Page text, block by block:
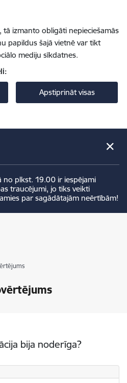
izmanto obligāti nepieciešamās
papildus šajā vietnē var tikt
mediju sīkdatnes.
Apstiprināt visas
plkst. 19.00 ir iespējami
traucējumi, jo tiks veikti
par sagādātajām neērtībām!
bija noderīga?